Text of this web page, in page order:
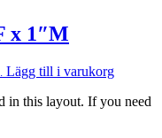
x 1″M
Lägg till i varukorg
in this layout. If you need